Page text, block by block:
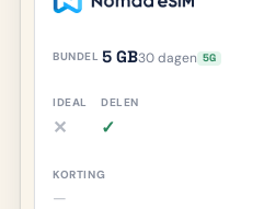
5 GB30 dagen 5G
✕iDEAL nee, meer info
✓Delen ja, meer info
—